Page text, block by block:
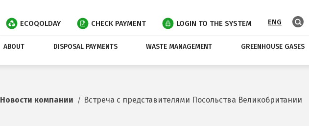
ECOQOLDAY CHECK PAYMENT LOGIN TO THE SYSTEM ENG
ABOUT DISPOSAL PAYMENTS WASTE MANAGEMENT GREENHOUSE GASES
Новости компании Встреча с представителями Посольства Великобритании